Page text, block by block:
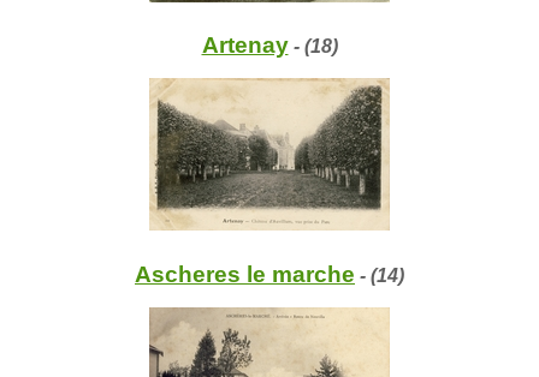
Artenay- (18)
Ascheres le marche - (14)